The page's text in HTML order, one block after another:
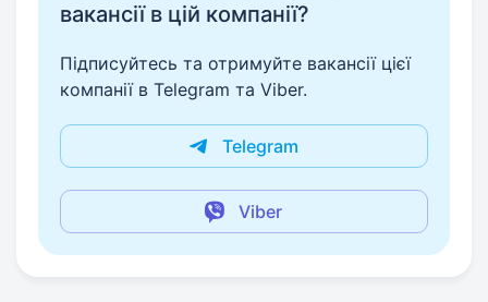
вакансії в цій компанії?
Підписуйтесь та отримуйте вакансії цієї
компанії в Telegram та Viber.
Telegram
Viber